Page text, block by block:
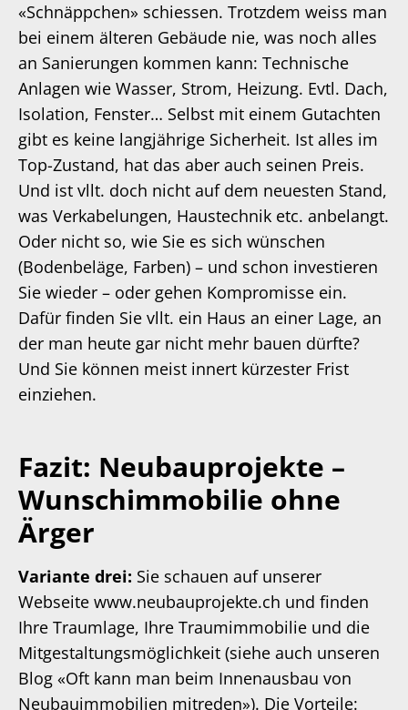
«Schnäppchen» schiessen. Trotzdem weiss man
bei einem älteren Gebäude nie, was noch alles
an Sanierungen kommen kann: Technische
Anlagen wie Wasser, Strom, Heizung. Evtl. Dach,
Isolation, Fenster… Selbst mit einem Gutachten
gibt es keine langjährige Sicherheit. Ist alles im
Top-Zustand, hat das aber auch seinen Preis.
Und ist vllt. doch nicht auf dem neuesten Stand,
was Verkabelungen, Haustechnik etc. anbelangt.
Oder nicht so, wie Sie es sich wünschen
(Bodenbeläge, Farben) – und schon investieren
Sie wieder – oder gehen Kompromisse ein.
Dafür finden Sie vllt. ein Haus an einer Lage, an
der man heute gar nicht mehr bauen dürfte?
Und Sie können meist innert kürzester Frist
einziehen.
Fazit: Neubauprojekte –
Wunschimmobilie ohne
Ärger
Variante drei: Sie schauen auf unserer
Webseite www.neubauprojekte.ch und finden
Ihre Traumlage, Ihre Traumimmobilie und die
Mitgestaltungsmöglichkeit (siehe auch unseren
Blog «Oft kann man beim Innenausbau von
Neubauimmobilien mitreden»). Die Vorteile: